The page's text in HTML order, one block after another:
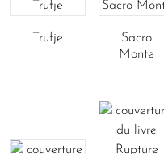
Trufje
Sacro
Monte